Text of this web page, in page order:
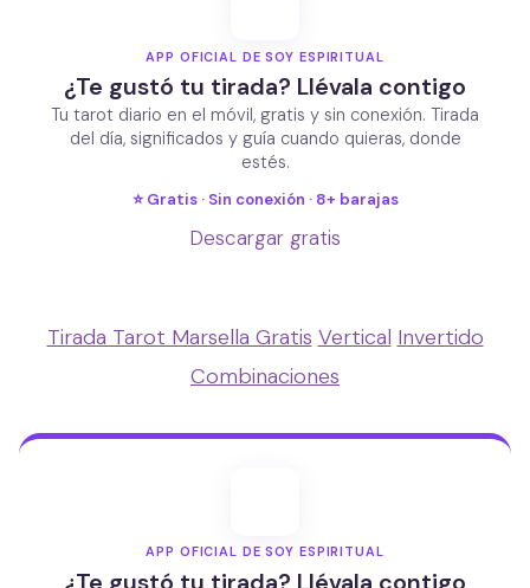
APP OFICIAL DE SOY ESPIRITUAL
¿Te gustó tu tirada? Llévala contigo
Tu tarot diario en el móvil, gratis y sin conexión. Tirada
del día, significados y guía cuando quieras, donde
estés.
⭐ Gratis · Sin conexión · 8+ barajas
Descargar gratis
Tirada Tarot Marsella Gratis Vertical Invertido
Combinaciones
APP OFICIAL DE SOY ESPIRITUAL